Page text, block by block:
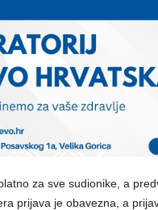
za sve sudionike, a
prijava je obavezna, a